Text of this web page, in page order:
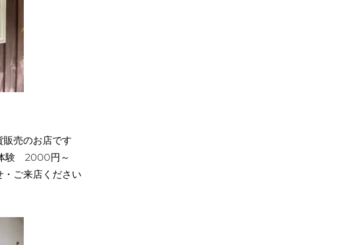
売のお店です
験 2000円～
ご来店ください